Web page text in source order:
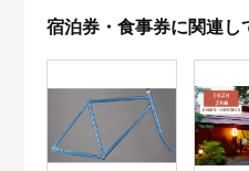
宿泊券・食事券に関連し